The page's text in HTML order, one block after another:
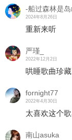
-船过森林是
2024年8月26日
重新来听
严瑾_
2022年12月2日
哄睡歌曲珍藏
fornight77
2022年4月30日
太喜欢这个
南山asuka